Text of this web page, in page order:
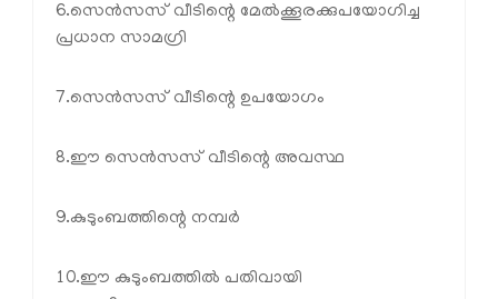
6.സെൻസസ് വീടിന്റെ മേൽക്കൂരക്കുപയോഗിച്ച
പ്രധാന സാമഗ്രി
7.സെൻസസ് വീടിന്റെ ഉപയോഗം
8.ഈ സെൻസസ് വീടിന്റെ അവസ്ഥ
9.കുടുംബത്തിന്റെ നമ്പർ
10.ഈ കുടുംബത്തിൽ പതിവായി